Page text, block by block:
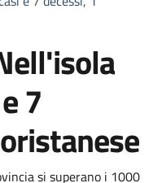
7
si superano i 1000